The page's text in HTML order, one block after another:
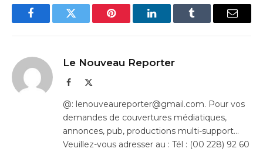
FacebookTwitter Pinterest LinkedInTumblr Email
Le Nouveau Reporter
Facebook
@: lenouveaureporter@gmail.com. Pour vos
demandes de couvertures médiatiques,
annonces, pub, productions multi-support…
Veuillez-vous adresser au : Tél : (00 228) 92 60